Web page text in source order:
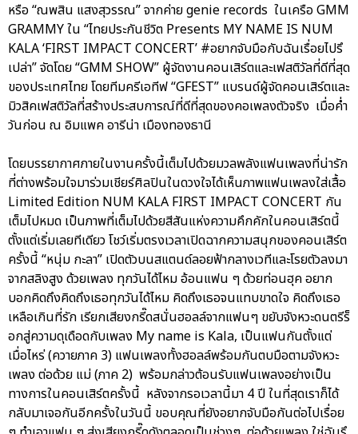
หรือ “ณพสิน แสงสุวรรณ” จากค่าย genie records ในเครือ GMM
GRAMMY ใน “ไทยประกันชีวิต Presents MY NAME IS NUM
KALA ‘FIRST IMPACT CONCERT’ #อยากจับมือกับฉันเรื่อยไปรึ
เปล่า” จัดโดย “GMM SHOW” ผู้จัดงานคอนเสิร์ตและเฟสติวัลที่ดีที่สุด
ของประเทศไทย โดยทีมครีเอทีฟ “GFEST” แบรนด์ผู้จัดคอนเสิร์ตและ
มิวสิคเฟสติวัลที่สร้างประสบการณ์ที่ดีที่สุดของคอเพลงตัวจริง เมื่อค่ำ
วันก่อน ณ อิมแพค อารีน่า เมืองทองธานี
โดยบรรยากาศภายในงานครั้งนี้เต็มไปด้วยมวลพลังแฟนเพลงที่น่ารัก
ที่ต่างพร้อมใจมาร่วมเชียร์ศิลปินในดวงใจได้เห็นภาพแฟนเพลงใส่เสื้อ
Limited Edition NUM KALA FIRST IMPACT CONCERT กัน
เต็มไปหมด เป็นภาพที่เต็มไปด้วยสีสันแห่งความคึกคักในคอนเสิร์ตนี้
ตั้งแต่เริ่มเลยทีเดียว โชว์เริ่มตรงเวลาเปิดฉากความสนุกของคอนเสิร์ต
ครั้งนี้ “หนุ่ม กะลา” เปิดตัวบนสแตนด์ลอยฟ้ากลางเวทีและโรยตัวลงมา
จากสลิงสูง ด้วยเพลง ทุกวันได้ไหม อ้อนแฟน ๆ ด้วยท่อนฮุค อยาก
บอกคิดถึงคิดถึงเธอทุกวันได้ไหม คิดถึงเธอจนแทบขาดใจ คิดถึงเธอ
เหลือเกินที่รัก เรียกเสียงกรี๊ดสนั่นฮอลล์จากแฟนๆ ขยับจังหวะดนตรีร็
อกสู่ความดุเดือดกับเพลง My name is Kala, เป็นแฟนกันตั้งแต่
เมื่อไหร่ (ควายภาค 3) แฟนเพลงทั้งฮอลล์พร้อมกันตบมือตามจังหวะ
เพลง ต่อด้วย แม่ (ภาค 2) พร้อมกล่าวต้อนรับแฟนเพลงอย่างเป็น
ทางการในคอนเสิร์ตครั้งนี้ หลังจากรอเวลานี้มา 4 ปี ในที่สุดเราก็ได้
กลับมาเจอกันอีกครั้งในวันนี้ ขอบคุณที่ยังอยากจับมือกันต่อไปเรื่อย